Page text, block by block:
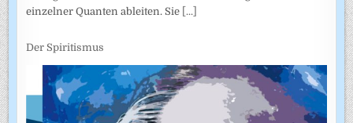
einzelner Quanten ableiten. Sie [...]
Der Spiritismus